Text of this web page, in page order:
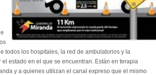
todos los hospitales, la red de ambulatorios y la
estado en el que se encuentran. Están en terapia
y a quienes utilizan el canal expreso que el mismo